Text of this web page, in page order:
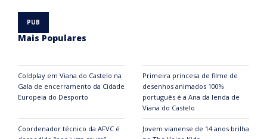
Mais Populares
Coldplay em Viana do Castelo na
Gala de encerramento da Cidade
Europeia do Desporto
Primeira princesa de filme de
desenhos animados 100%
português é a Ana da lenda de
Viana do Castelo
Coordenador técnico da AFVC é
Jovem vianense de 14 anos brilha